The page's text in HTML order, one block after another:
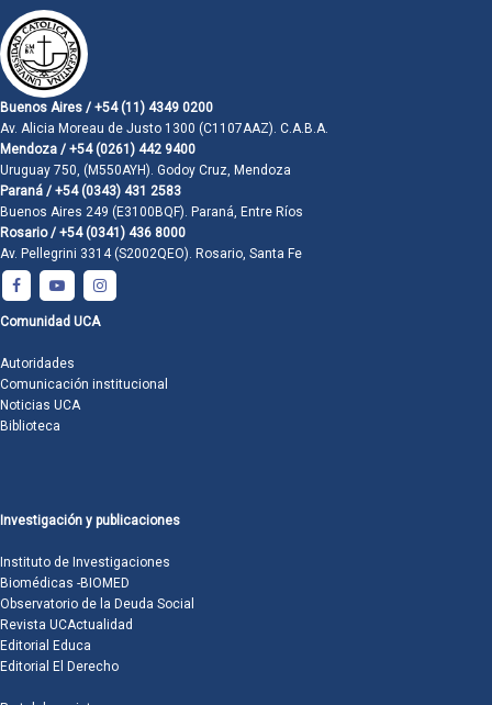
Buenos Aires / +54 (11) 4349 0200
Av. Alicia Moreau de Justo 1300 (C1107AAZ). C.A.B.A.
Mendoza / +54 (0261) 442 9400
Uruguay 750, (M550AYH). Godoy Cruz, Mendoza
Paraná / +54 (0343) 431 2583
Buenos Aires 249 (E3100BQF). Paraná, Entre Ríos
Rosario / +54 (0341) 436 8000
Av. Pellegrini 3314 (S2002QEO). Rosario, Santa Fe
Comunidad UCA
Autoridades
Comunicación institucional
Noticias UCA
Biblioteca
Investigación y publicaciones
Instituto de Investigaciones
Biomédicas -BIOMED
Observatorio de la Deuda Social
Revista UCActualidad
Editorial Educa
Editorial El Derecho